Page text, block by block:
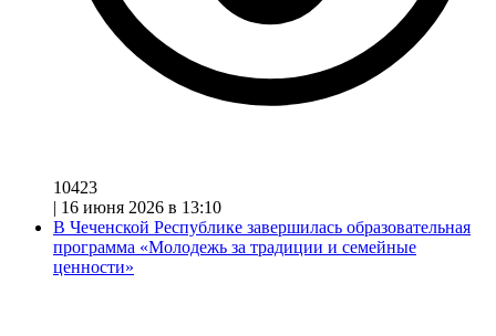
10423
| 16 июня 2026 в 13:10
В Чеченской Республике завершилась образовательная
программа «Молодежь за традиции и семейные
ценности»